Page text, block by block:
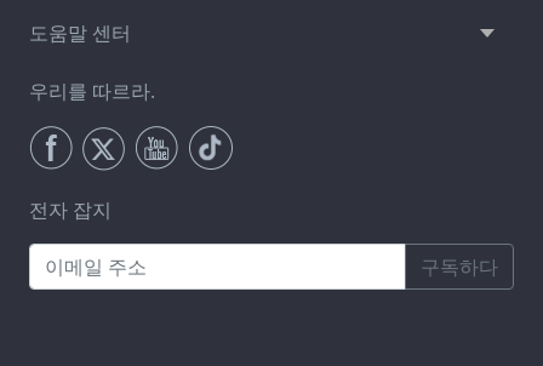
도움말 센터
우리를 따르라.
전자 잡지
구독하다